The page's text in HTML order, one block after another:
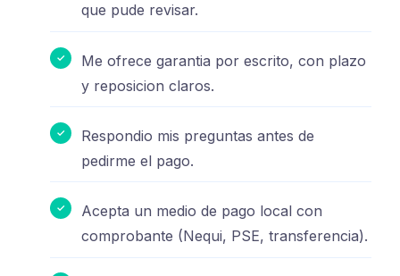
que pude revisar.
Me ofrece garantia por escrito, con plazo
y reposicion claros.
Respondio mis preguntas antes de
pedirme el pago.
Acepta un medio de pago local con
comprobante (Nequi, PSE, transferencia).